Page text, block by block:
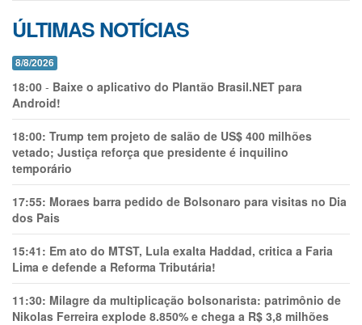
ÚLTIMAS NOTÍCIAS
8/8/2026
18:00 - Baixe o aplicativo do Plantão Brasil.NET para
Android!
18:00: Trump tem projeto de salão de US$ 400 milhões
vetado; Justiça reforça que presidente é inquilino
temporário
17:55: Moraes barra pedido de Bolsonaro para visitas no Dia
dos Pais
15:41: Em ato do MTST, Lula exalta Haddad, critica a Faria
Lima e defende a Reforma Tributária!
11:30: Milagre da multiplicação bolsonarista: patrimônio de
Nikolas Ferreira explode 8.850% e chega a R$ 3,8 milhões